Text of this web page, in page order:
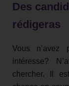
Des
rédigeras
Vous n’avez
intéresse?
chercher. Il